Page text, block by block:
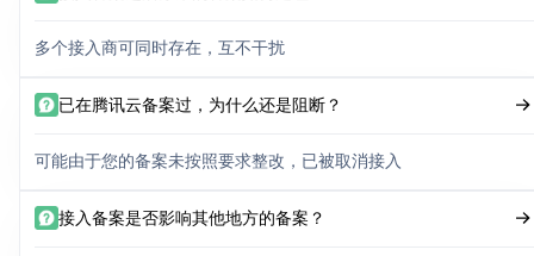
多个接入商可同时存在，互不干扰
已在腾讯云备案过，为什么还是阻断？
可能由于您的备案未按照要求整改，已被取消接入
接入备案是否影响其他地方的备案？